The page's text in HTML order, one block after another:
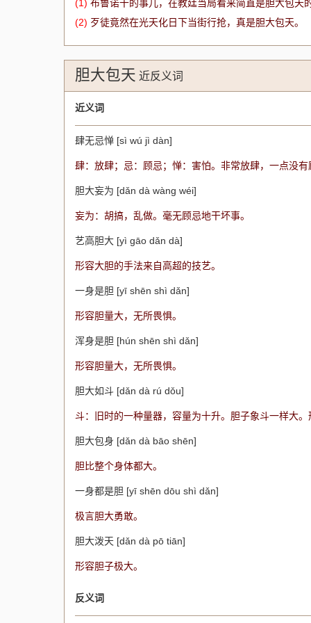
(1) 布鲁诺干的事儿，在教廷当局看来简直是胆大包天
(2) 歹徒竟然在光天化日下当街行抢，真是胆大包天。
胆大包天 近反义词
近义词
肆无忌惮 [sì wú jì dàn]
肆：放肆；忌：顾忌；惮：害怕。非常放肆，一点没有
胆大妄为 [dǎn dà wàng wéi]
妄为：胡搞，乱做。毫无顾忌地干坏事。
艺高胆大 [yì gāo dǎn dà]
形容大胆的手法来自高超的技艺。
一身是胆 [yī shēn shì dǎn]
形容胆量大，无所畏惧。
浑身是胆 [hún shēn shì dǎn]
形容胆量大，无所畏惧。
胆大如斗 [dǎn dà rú dǒu]
斗：旧时的一种量器，容量为十升。胆子象斗一样大。
胆大包身 [dǎn dà bāo shēn]
胆比整个身体都大。
一身都是胆 [yī shēn dōu shì dǎn]
极言胆大勇敢。
胆大泼天 [dǎn dà pō tiān]
形容胆子极大。
反义词